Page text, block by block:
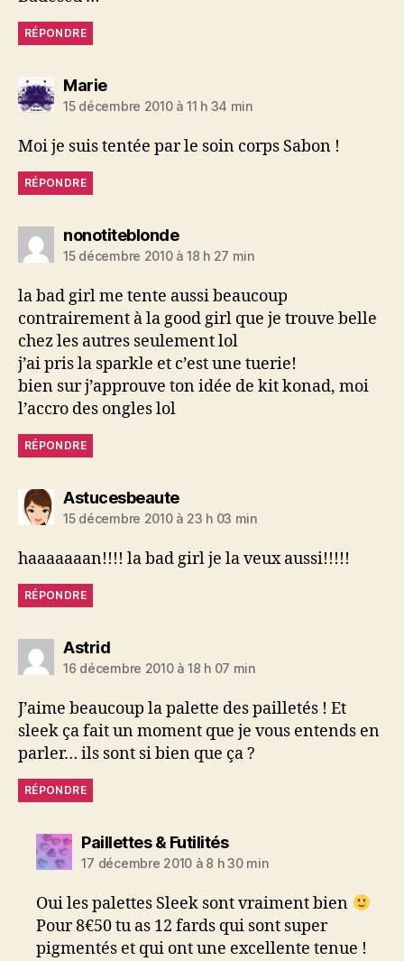
RÉPONDRE
Mariedit :
15 décembre 2010 à 11 h 34 min
Moi je suis tentée par le soin corps Sabon !
RÉPONDRE
nonotiteblondedit :
15 décembre 2010 à 18 h 27 min
la bad girl me tente aussi beaucoup
contrairement à la good girl que je trouve belle
chez les autres seulement lol
j’ai pris la sparkle et c’est une tuerie!
bien sur j’approuve ton idée de kit konad, moi
l’accro des ongles lol
RÉPONDRE
Astucesbeautedit :
15 décembre 2010 à 23 h 03 min
haaaaaaan!!!! la bad girl je la veux aussi!!!!!
RÉPONDRE
Astriddit :
16 décembre 2010 à 18 h 07 min
J’aime beaucoup la palette des pailletés ! Et
sleek ça fait un moment que je vous entends en
parler… ils sont si bien que ça ?
RÉPONDRE
Paillettes & Futilitésdit :
17 décembre 2010 à 8 h 30 min
Oui les palettes Sleek sont vraiment bien
Pour 8€50 tu as 12 fards qui sont super
pigmentés et qui ont une excellente tenue !